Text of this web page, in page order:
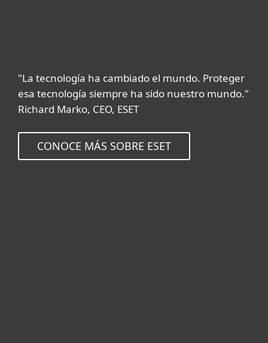
"La tecnología ha cambiado el mundo. Proteger
esa tecnología siempre ha sido nuestro mundo."
Richard Marko, CEO, ESET
CONOCE MÁS SOBRE ESET